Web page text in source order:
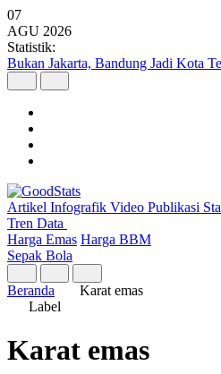
07
AGU 2026
Statistik:
Bukan Jakarta, Bandung Jadi Kota
Artikel Infografik Video Publikasi
Tren Data
Harga Emas Harga BBM
Sepak Bola
Beranda
Karat emas
Label
Karat emas